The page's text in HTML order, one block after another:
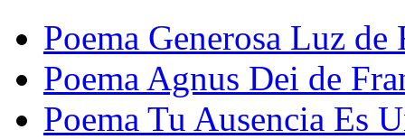
Poema Generosa Luz
Poema Agnus Dei de
Poema Tu Ausencia Es